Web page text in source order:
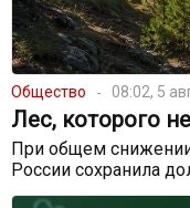
Общество 08:02, 5
Лес, которого
При общем снижении
России сохранила